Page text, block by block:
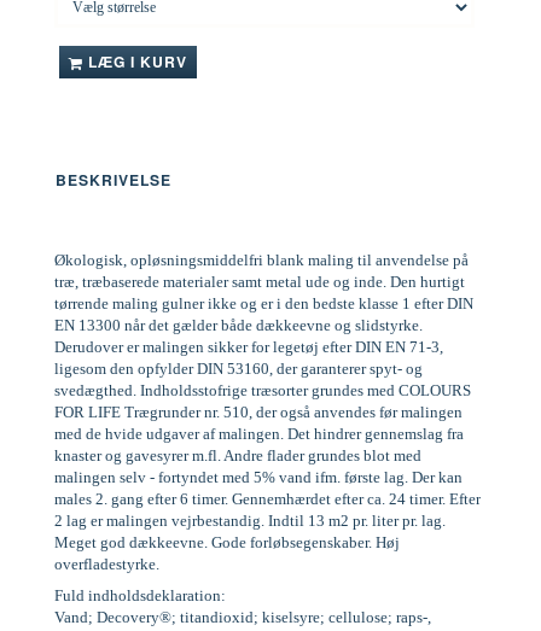
LÆG I KURV
BESKRIVELSE
Økologisk, opløsningsmiddelfri blank maling til anvendelse på
træ, træbaserede materialer samt metal ude og inde. Den hurtigt
tørrende maling gulner ikke og er i den bedste klasse 1 efter DIN
EN 13300 når det gælder både dækkeevne og slidstyrke.
Derudover er malingen sikker for legetøj efter DIN EN 71-3,
ligesom den opfylder DIN 53160, der garanterer spyt- og
svedægthed. Indholdsstofrige træsorter grundes med COLOURS
FOR LIFE Trægrunder nr. 510, der også anvendes før malingen
med de hvide udgaver af malingen. Det hindrer gennemslag fra
knaster og gavesyrer m.fl. Andre flader grundes blot med
malingen selv - fortyndet med 5% vand ifm. første lag. Der kan
males 2. gang efter 6 timer. Gennemhærdet efter ca. 24 timer. Efter
2 lag er malingen vejrbestandig. Indtil 13 m2 pr. liter pr. lag.
Meget god dækkeevne. Gode forløbsegenskaber. Høj
overfladestyrke.
Fuld indholdsdeklaration:
Vand; Decovery®; titandioxid; kiselsyre; cellulose; raps-,